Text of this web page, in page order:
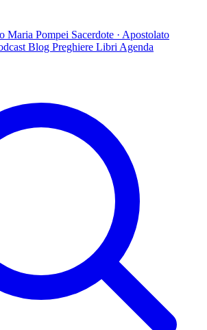
Maria Pompei Sacerdote · Apostolato
Blog Preghiere Libri Agenda